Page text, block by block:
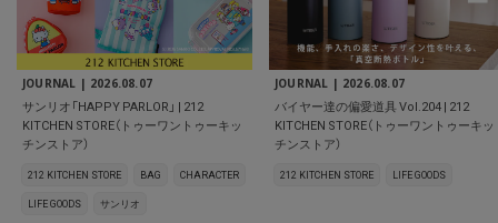
JOURNAL | 2026.08.07
サンリオ「HAPPY PARLOR」 | 212
KITCHEN STORE（トゥーワントゥーキッ
チンストア）
212 KITCHEN STORE BAG
CHARACTER
LIFE GOODS
サンリオ
JOURNAL | 2026.08.07
バイヤー達の偏愛道具 Vol.204 | 212
KITCHEN STORE（トゥーワントゥーキッ
チンストア）
212 KITCHEN STORE LIFE GOODS